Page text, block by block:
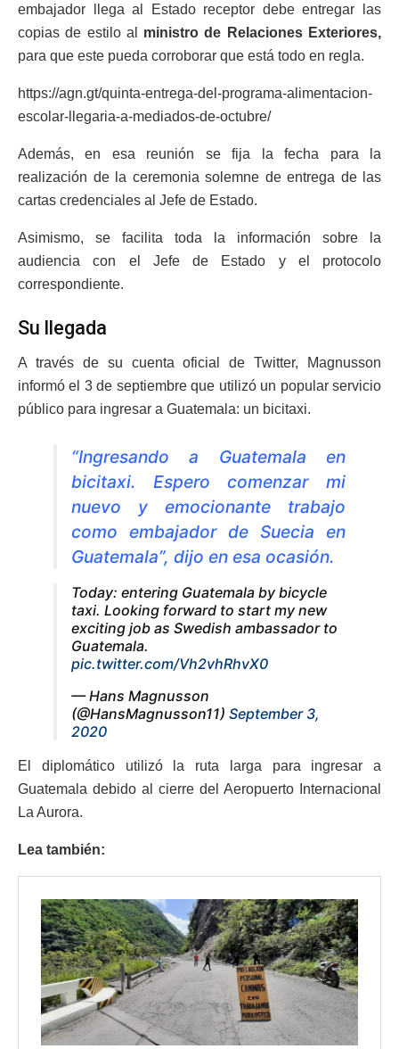
embajador llega al Estado receptor debe entregar las
copias de estilo al ministro de Relaciones Exteriores,
para que este pueda corroborar que está todo en regla.
https://agn.gt/quinta-entrega-del-programa-alimentacion-
escolar-llegaria-a-mediados-de-octubre/
Además, en esa reunión se fija la fecha para la
realización de la ceremonia solemne de entrega de las
cartas credenciales al Jefe de Estado.
Asimismo, se facilita toda la información sobre la
audiencia con el Jefe de Estado y el protocolo
correspondiente.
Su llegada
A través de su cuenta oficial de Twitter, Magnusson
informó el 3 de septiembre que utilizó un popular servicio
público para ingresar a Guatemala: un bicitaxi.
“Ingresando a Guatemala en
bicitaxi. Espero comenzar mi
nuevo y emocionante trabajo
como embajador de Suecia en
Guatemala”, dijo en esa ocasión.
Today: entering Guatemala by bicycle
taxi. Looking forward to start my new
exciting job as Swedish ambassador to
Guatemala.
pic.twitter.com/Vh2vhRhvX0
— Hans Magnusson
(@HansMagnusson11) September 3,
2020
El diplomático utilizó la ruta larga para ingresar a
Guatemala debido al cierre del Aeropuerto Internacional
La Aurora.
Lea también: